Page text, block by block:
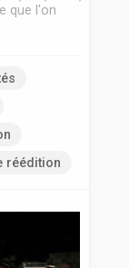
que l'on
réédition